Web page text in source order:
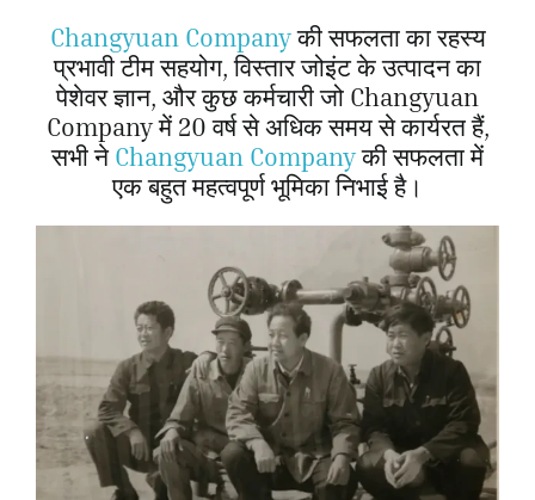
Changyuan Companyकी सफलता का रहस्य
प्रभावी टीम सहयोग, विस्तार जोइंट के उत्पादन का
पेशेवर ज्ञान, और कुछ कर्मचारी जो Changyuan
Company में 20 वर्ष से अधिक समय से कार्यरत हैं,
सभी ने Changyuan Companyकी सफलता में
एक बहुत महत्वपूर्ण भूमिका निभाई है।